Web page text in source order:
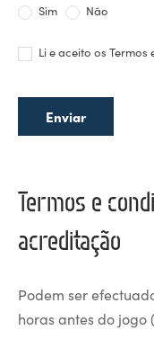
Sim Não
Li e aceito os
Enviar
Termos e
acreditação
Podem ser
horas antes do jogo